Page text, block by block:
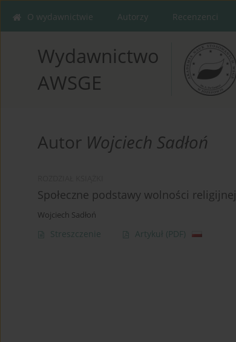
O wydawnictwie Autorzy Recenzenci
Wydawnictwo
AWSGE
Autor Wojciech Sadłoń
Społeczne podstawy wolności religijnej
Wojciech Sadłoń
Streszczenie Artykuł (PDF)